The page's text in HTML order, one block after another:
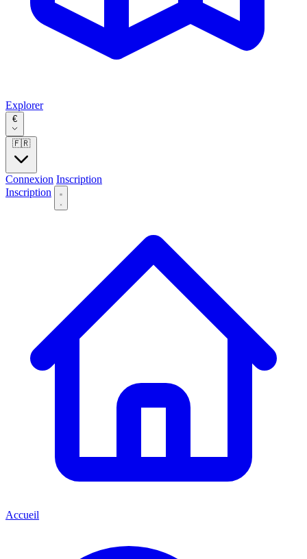
Explorer
€
🇫🇷
Connexion Inscription
Inscription
Accueil